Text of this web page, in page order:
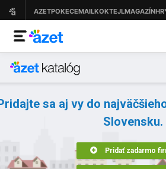
sa aj vy do
Slovensku.
Pridať zadarmo